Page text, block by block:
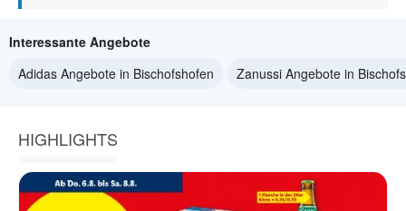
Interessante Angebote
Adidas Angebote in Bischofshofen
Zanussi Angebote in
HIGHLIGHTS